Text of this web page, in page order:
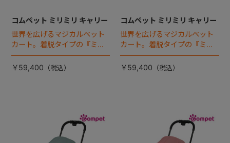
コムペット ミリミリ キャリー
世界を広げるマジカルペット
カート。着脱タイプの『ミリ
ミリEG』 がフルモデルチェン
ジ 。新機能「マジカルフォー
￥59,400
コムペット ミリミリ キャリー
世界を広げるマジカルペット
カート。着脱タイプの『ミリ
ミリEG』 がフルモデルチェン
ジ 。新機能「マジカルフォー
￥59,400